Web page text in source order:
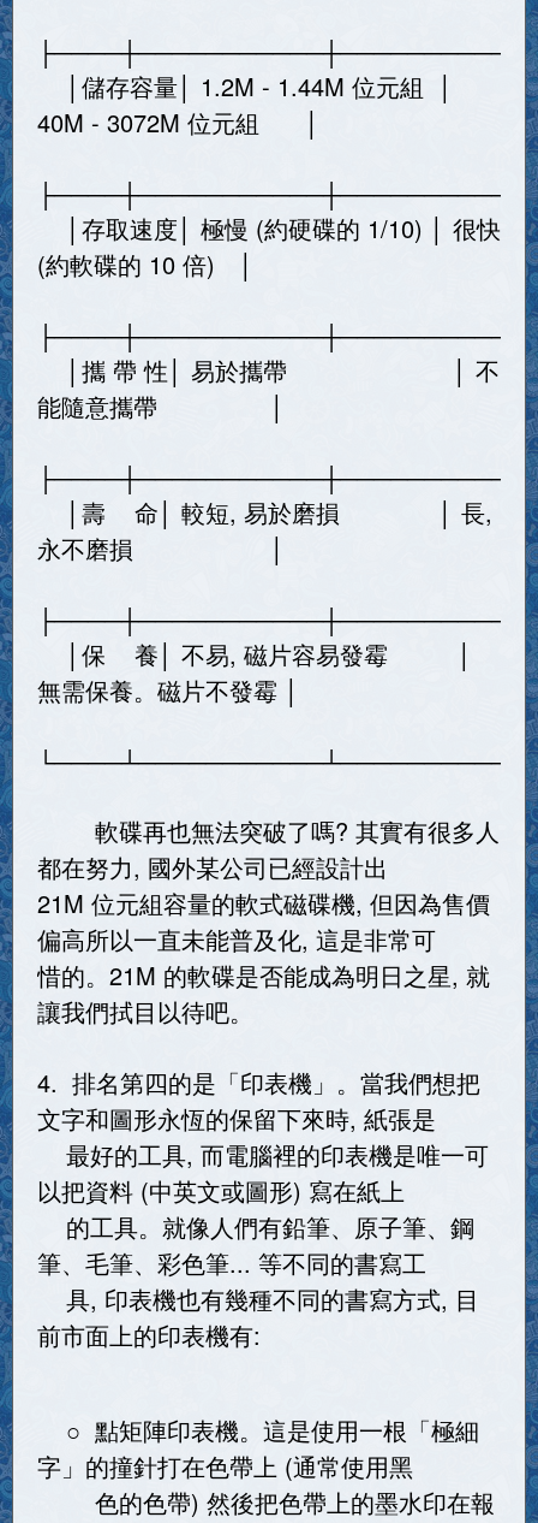
│儲存容量│ 1.2M - 1.44M 位元組 │
40M - 3072M 位元組 │
│存取速度│ 極慢 (約硬碟的 1/10) │ 很快
(約軟碟的 10 倍) │
│攜 帶 性│ 易於攜帶 │ 不
能隨意攜帶 │
│壽 命│ 較短, 易於磨損 │ 長,
永不磨損 │
│保 養│ 不易, 磁片容易發霉 │
無需保養。磁片不發霉 │
軟碟再也無法突破了嗎? 其實有很多人
都在努力, 國外某公司已經設計出
21M 位元組容量的軟式磁碟機, 但因為售價
偏高所以一直未能普及化, 這是非常可
惜的。21M 的軟碟是否能成為明日之星, 就
讓我們拭目以待吧。
4. 排名第四的是「印表機」。當我們想把
文字和圖形永恆的保留下來時, 紙張是
最好的工具, 而電腦裡的印表機是唯一可
以把資料 (中英文或圖形) 寫在紙上
的工具。就像人們有鉛筆、原子筆、鋼
筆、毛筆、彩色筆... 等不同的書寫工
具, 印表機也有幾種不同的書寫方式, 目
前市面上的印表機有:
○ 點矩陣印表機。這是使用一根「極細
字」的撞針打在色帶上 (通常使用黑
色的色帶) 然後把色帶上的墨水印在報